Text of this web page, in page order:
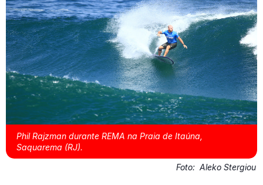
Phil Rajzman durante REMA na Praia de Itaúna,
Saquarema (RJ).
Foto: Aleko Stergiou